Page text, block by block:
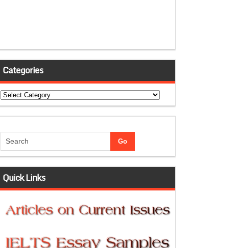
Categories
Categories
Quick Links